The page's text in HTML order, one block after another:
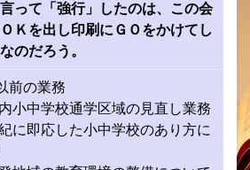
って「強行」したのは、この会
Ｋを出し印刷にＧＯをかけてし
のだろう。
前の業務
小中学校通学区域の見直し業務
に即応した小中学校のあり方に